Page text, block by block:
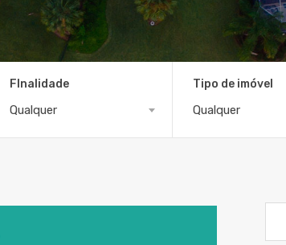
FInalidade
Qualquer
Tipo de imóvel
Qualquer